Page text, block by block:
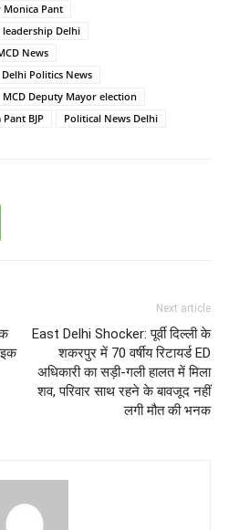
Pant
leadership Delhi
News
Delhi Politics News
MCD Deputy Mayor election
BJP Political News Delhi
Next article
East Delhi Shocker: पूर्वी दिल्ली के
शकरपुर में 70 वर्षीय रिटायर्ड ED
अधिकारी का सड़ी-गली हालत में मिला
शव, परिवार साथ रहने के बावजूद नहीं
लगी मौत की भनक